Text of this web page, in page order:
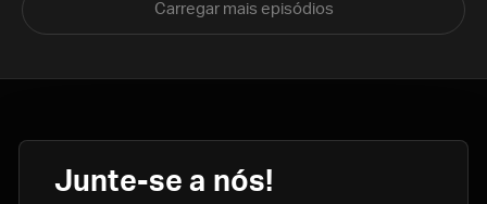
Carregar mais episódios
Junte-se a nós!